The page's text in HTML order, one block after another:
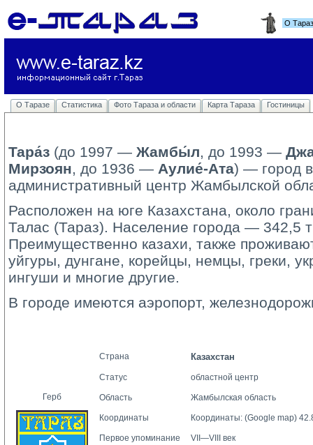
О
О Таразе Статистика Фото Тараза и области Карта Тараза Гостиницы
Тара́з (до 1997 — Жамбы́л, до 1993 —
Мирзоян, до 1936 — Аулие́-Ата) — город
административный центр Жамбылской
Расположен на юге Казахстана, около
Талас (Тараз). Население города — 342,5
Преимущественно казахи, также
уйгуры, дунгане, корейцы, немцы, греки,
ингуши и многие другие.
В городе имеются аэропорт,
Герб
Страна Казахстан
Статус областной центр
Область Жамбылская область
Координаты Координаты: (Google map)
Первое упоминание VII—VIII век